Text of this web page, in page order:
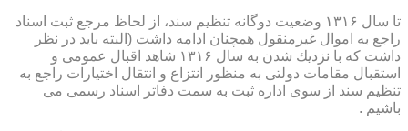
تا سال ۱۳۱۶ وضعیت دوگانه تنظیم سند، از لحاظ مرجع ثبت اسناد
راجع به اموال غیرمنقول همچنان ادامه داشت (البته باید در نظر
داشت كه با نزدیك شدن به سال ۱۳۱۶ شاهد اقبال عمومی و
استقبال مقامات دولتی به منظور انتزاع و انتقال اختیارات راجع به
تنظیم سند از سوی اداره ثبت به سمت دفاتر اسناد رسمی می
باشیم .